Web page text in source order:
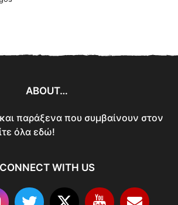
ABOUT…
παράξενα που συμβαίνουν στον
όλα εδώ!
CONNECT WITH US